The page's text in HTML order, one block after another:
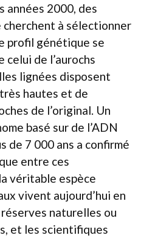
années 2000, des
cherchent à sélectionner
profil génétique se
celui de l’aurochs
lignées disposent
hautes et de
de l’original. Un
basé sur de l’ADN
de 7 000 ans a confirmé
entre ces
véritable espèce
vivent aujourd’hui en
naturelles ou
et les scientifiques